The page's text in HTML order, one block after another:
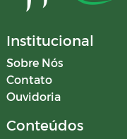
Institucional
Sobre Nós
Contato
Ouvidoria
Conteúdos